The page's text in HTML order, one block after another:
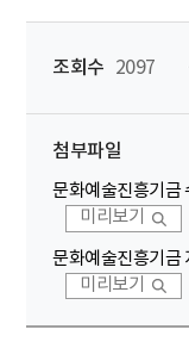
조회수 2097
첨부파일
문화예술진흥기금
미리보기
문화예술진흥기금
미리보기